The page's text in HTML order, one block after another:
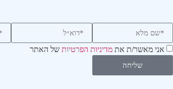
אני מאשר/ת את מדיניות הפרטיות של האתר
שליחה